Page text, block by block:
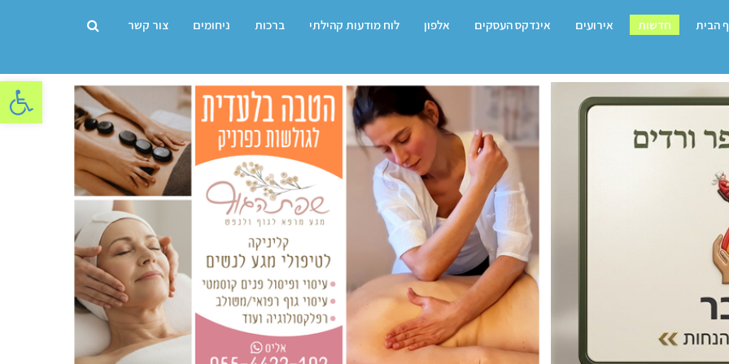
פתח
הבית חדשות אירועים אינדקס העסקים אלפון לוח מודעות קהילתי ברכות ניחומים צור קשר